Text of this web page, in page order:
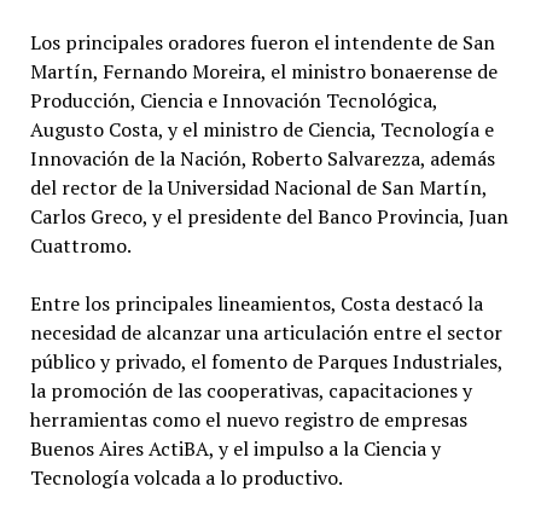
Los principales oradores fueron el intendente de San
Martín, Fernando Moreira, el ministro bonaerense de
Producción, Ciencia e Innovación Tecnológica,
Augusto Costa, y el ministro de Ciencia, Tecnología e
Innovación de la Nación, Roberto Salvarezza, además
del rector de la Universidad Nacional de San Martín,
Carlos Greco, y el presidente del Banco Provincia, Juan
Cuattromo.
Entre los principales lineamientos, Costa destacó la
necesidad de alcanzar una articulación entre el sector
público y privado, el fomento de Parques Industriales,
la promoción de las cooperativas, capacitaciones y
herramientas como el nuevo registro de empresas
Buenos Aires ActiBA, y el impulso a la Ciencia y
Tecnología volcada a lo productivo.